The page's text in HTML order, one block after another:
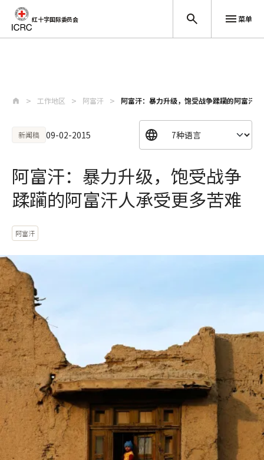
红十字国际委员会 菜单
工作地区 阿富汗 阿富汗：暴力升级，饱受战争蹂躏的阿富汗
新闻稿 09-02-2015
阿富汗：暴力升级，饱受战争
蹂躏的阿富汗人承受更多苦难
阿富汗